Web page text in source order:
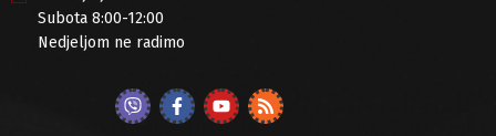
Subota 8:00-12:00
Nedjeljom ne radimo